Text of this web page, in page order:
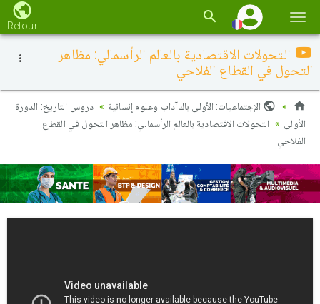
la
Retour
التحولات الاقتصادية بالعالم الرأسمالي: مظاهر
التحول في القطاع الفلاحي
الإجتماعيات: الأولى باك آداب وعلوم إنسانية
دروس التاريخ: الدورة
الأولى
التحولات الاقتصادية بالعالم الرأسمالي: مظاهر التحول في القطاع
الفلاحي